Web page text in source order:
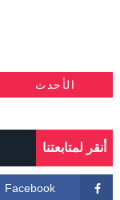
الأحدث
أنقر لمتابعتنا